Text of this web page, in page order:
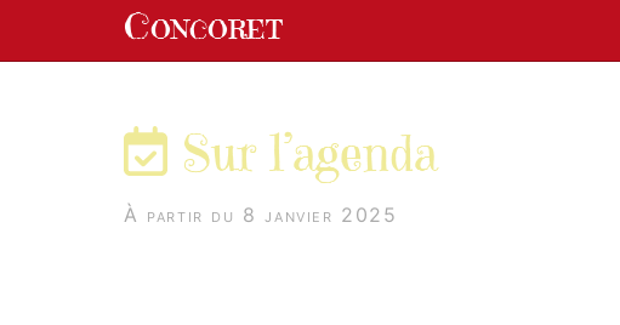
Concoret
Sur l’agenda
À partir du 8 janvier 2025
Panneau de gestion des cookies